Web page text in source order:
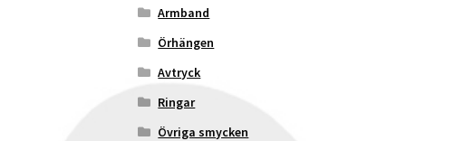
Armband
Örhängen
Avtryck
Ringar
Övriga smycken